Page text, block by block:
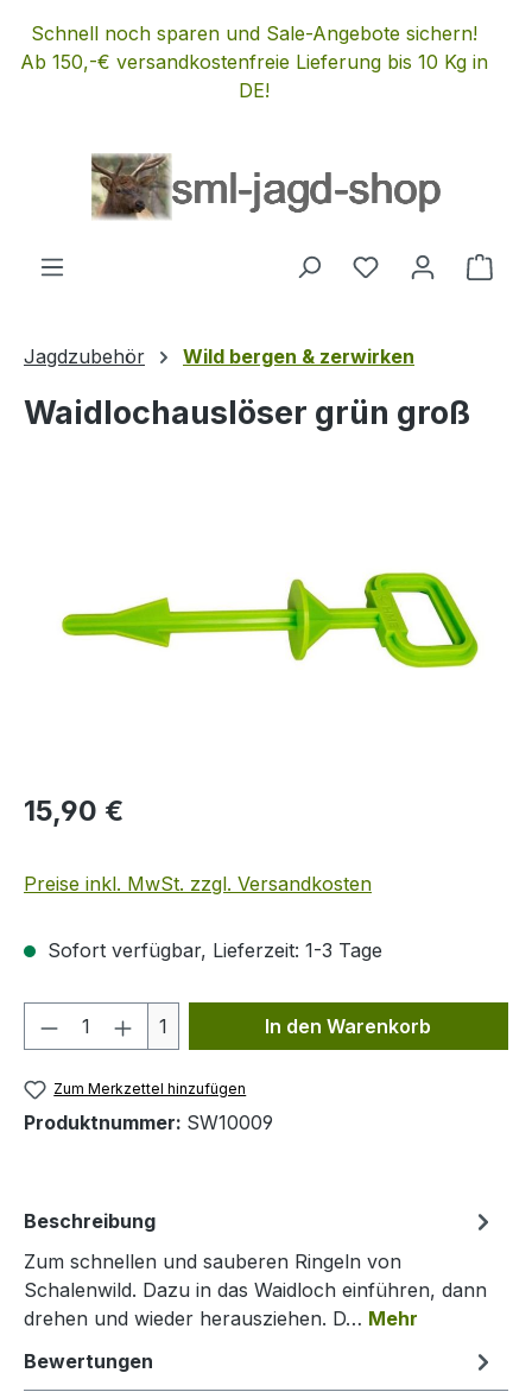
Zum Hauptinhalt springen
Schnell noch sparen und Sale-Angebote sichern!
Ab 150,-€ versandkostenfreie Lieferung bis 10 Kg in
DE!
Du hast 0
Jagdzubehör Wild bergen & zerwirken
Waidlochauslöser grün groß
Regulärer Preis:
15,90 €
Preise inkl. MwSt. zzgl. Versandkosten
Sofort verfügbar, Lieferzeit: 1-3 Tage
Produkt Anzahl: Gib den
1 In den Warenkorb
Zum Merkzettel hinzufügen
Produktnummer: SW10009
Beschreibung
Zum schnellen und sauberen Ringeln von
Schalenwild. Dazu in das Waidloch einführen, dann
drehen und wieder herausziehen. D… Mehr
Bewertungen